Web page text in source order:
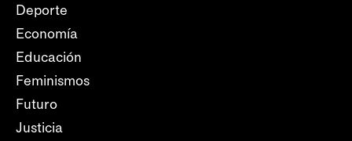
Deporte
Economía
Educación
Feminismos
Futuro
Justicia